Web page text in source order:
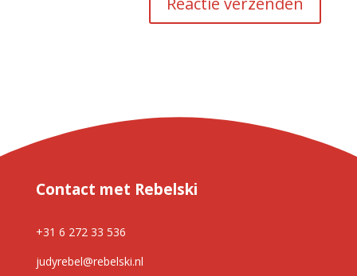
Contact met Rebelski
+31 6 272 33 536
judyrebel@rebelski.nl